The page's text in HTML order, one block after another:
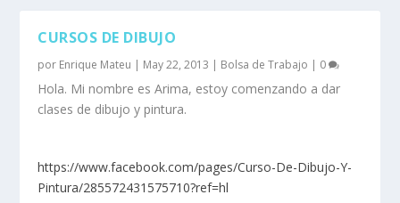
CURSOS DE DIBUJO
por Enrique Mateu | May 22, 2013 | Bolsa de Trabajo | 0
Hola. Mi nombre es Arima, estoy comenzando a dar
clases de dibujo y pintura.
https://www.facebook.com/pages/Curso-De-Dibujo-Y-
Pintura/285572431575710?ref=hl